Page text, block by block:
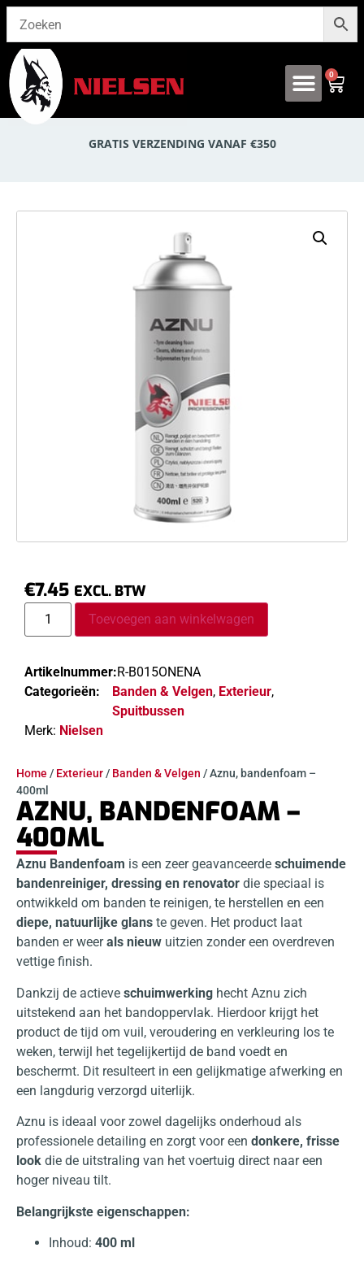
0
GRATIS VERZENDING VANAF €350
Home / Exterieur/ Banden & Velgen / Aznu, bandenfoam –
400ml
AZNU, BANDENFOAM –
400ML
Aznu Bandenfoam is een zeer geavanceerde schuimende
bandenreiniger, dressing en renovator die speciaal is
ontwikkeld om banden te reinigen, te herstellen en een
diepe, natuurlijke glans te geven. Het product laat
banden er weerals nieuw uitzien zonder een overdreven
vettige finish.
Dankzij de actieve schuimwerking hecht Aznu zich
uitstekend aan het bandoppervlak. Hierdoor krijgt het
product de tijd om vuil, veroudering en verkleuring los te
weken, terwijl het tegelijkertijd de band voedt en
beschermt. Dit resulteert in een gelijkmatige afwerking en
een langdurig verzorgd uiterlijk.
Aznu is ideaal voor zowel dagelijks onderhoud als
professionele detailing en zorgt voor een donkere, frisse
look die de uitstraling van het voertuig direct naar een
hoger niveau tilt.
Belangrijkste eigenschappen:
Inhoud: 400 ml
€7.45 EXCL. BTW
Toevoegen aan winkelwagen
Artikelnummer:R-B015ONENA
Categorieën:
Banden & Velgen, Exterieur,
Spuitbussen
Merk: Nielsen